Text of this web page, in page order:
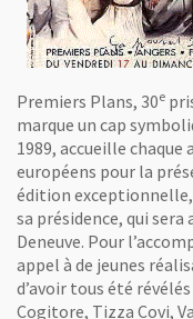
Premiers Plans, 30e
marque un cap
1989, accueille
européens pour la
édition
sa présidence, qui
Deneuve. Pour
appel à de jeunes
d’avoir tous été
Cogitore, Tizza Covi,